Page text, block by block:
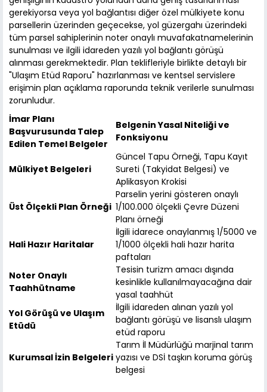
gerekiyorsa veya yol bağlantısı diğer özel mülkiyete konu
parsellerin üzerinden geçecekse, yol güzergahı üzerindeki
tüm parsel sahiplerinin noter onaylı muvafakatnamelerinin
sunulması ve ilgili idareden yazılı yol bağlantı görüşü
alınması gerekmektedir. Plan teklifleriyle birlikte detaylı bir
"Ulaşım Etüd Raporu" hazırlanması ve kentsel servislere
erişimin plan açıklama raporunda teknik verilerle sunulması
zorunludur.
İmar Planı
Başvurusunda Talep
Edilen Temel Belgeler
Belgenin Yasal Niteliği ve
Fonksiyonu
Mülkiyet Belgeleri
Güncel Tapu Örneği, Tapu Kayıt
Sureti (Takyidat Belgesi) ve
Aplikasyon Krokisi
Üst Ölçekli Plan Örneği
Parselin yerini gösteren onaylı
1/100.000 ölçekli Çevre Düzeni
Planı örneği
Hali Hazır Haritalar
İlgili idarece onaylanmış 1/5000 ve
1/1000 ölçekli hali hazır harita
paftaları
Noter Onaylı
Taahhütname
Tesisin turizm amacı dışında
kesinlikle kullanılmayacağına dair
yasal taahhüt
Yol Görüşü ve Ulaşım
Etüdü
İlgili idareden alınan yazılı yol
bağlantı görüşü ve lisanslı ulaşım
etüd raporu
Kurumsal İzin Belgeleri
Tarım İl Müdürlüğü marjinal tarım
yazısı ve DSİ taşkın koruma görüş
belgesi